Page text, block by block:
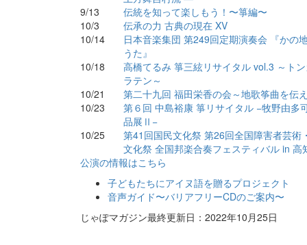
9/13
伝統を知って楽しもう！〜箏編〜
10/3
伝承の力 古典の現在 XV
10/14
日本音楽集団 第249回定期演奏会 『かの
うた』
10/18
高橋てるみ 箏三絃リサイタル vol.3 ～トン
ラテン～
10/21
第二十九回 福田栄香の会～地歌筝曲を伝
10/23
第６回 中島裕康 箏リサイタル −牧野由多
品展Ⅱ−
10/25
第41回国民文化祭 第26回全国障害者芸術・
文化祭 全国邦楽合奏フェスティバル in 高
公演の情報はこちら
子どもたちにアイヌ語を贈るプロジェクト
音声ガイド〜バリアフリーCDのご案内〜
じゃぽマガジン最終更新日：2022年10月25日